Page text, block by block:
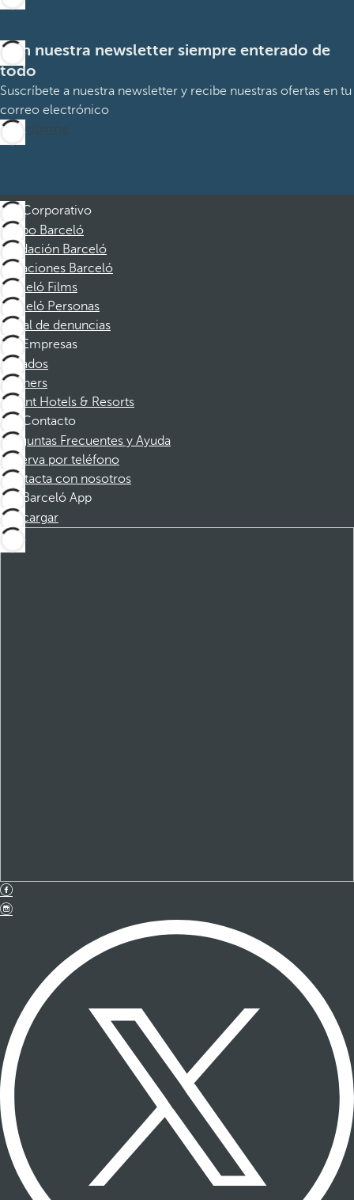
Con nuestra newsletter siempre enterado de
todo
Suscríbete a nuestra newsletter y recibe nuestras ofertas en tu
correo electrónico
Suscribirme
Corporativo
Grupo Barceló
Fundación Barceló
Vacaciones Barceló
Barceló Films
Barceló Personas
Canal de denuncias
Empresas
Afiliados
Partners
Dorint Hotels & Resorts
Contacto
Preguntas Frecuentes y Ayuda
Reserva por teléfono
Contacta con nosotros
Barceló App
Descargar